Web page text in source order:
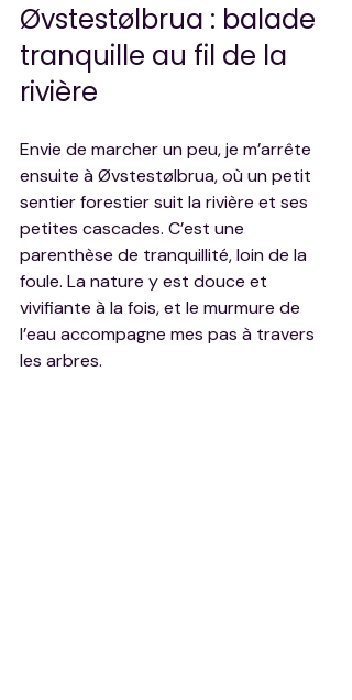
Øvstestølbrua : balade
tranquille au fil de la
rivière
Envie de marcher un peu, je m’arrête
ensuite à Øvstestølbrua, où un petit
sentier forestier suit la rivière et ses
petites cascades. C’est une
parenthèse de tranquillité, loin de la
foule. La nature y est douce et
vivifiante à la fois, et le murmure de
l’eau accompagne mes pas à travers
les arbres.